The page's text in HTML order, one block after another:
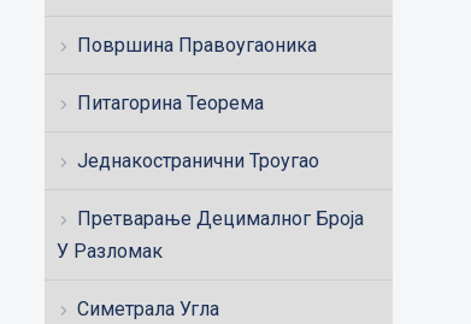
Површина Правоугаоника
Питагорина Теорема
Једнакостранични Троугао
Претварање Децималног Броја
У Разломак
Симетрала Угла